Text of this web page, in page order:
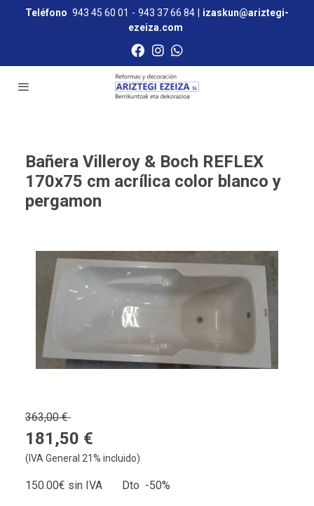
Teléfono 943 45 60 01 - 943 37 66 84
izaskun@ariztegi-
ezeiza.com
Bañera Villeroy & Boch REFLEX
170x75 cm acrílica color blanco y
pergamon
363,00 €
181,50 €
(IVA General 21% incluido)
150.00€ sin IVA Dto -50%